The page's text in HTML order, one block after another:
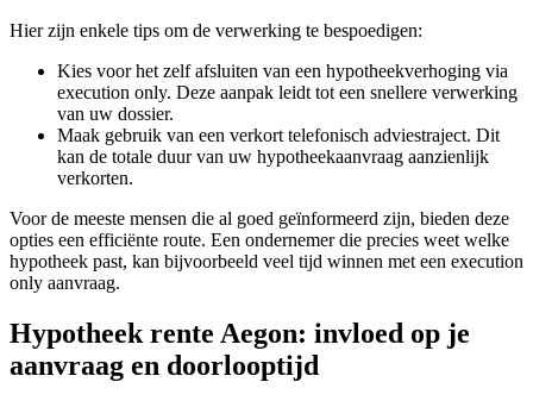
Hier zijn enkele tips om de verwerking te bespoedigen:
Kies voor het zelf afsluiten van een hypotheekverhoging via
execution only. Deze aanpak leidt tot een snellere verwerking
van uw dossier.
Maak gebruik van een verkort telefonisch adviestraject. Dit
kan de totale duur van uw hypotheekaanvraag aanzienlijk
verkorten.
Voor de meeste mensen die al goed geïnformeerd zijn, bieden deze
opties een efficiënte route. Een ondernemer die precies weet welke
hypotheek past, kan bijvoorbeeld veel tijd winnen met een execution
only aanvraag.
Hypotheek rente Aegon: invloed op je
aanvraag en doorlooptijd